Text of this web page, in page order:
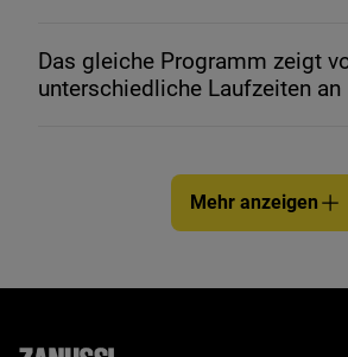
Das gleiche Programm zeigt
unterschiedliche Laufzeiten an
Mehr anzeigen